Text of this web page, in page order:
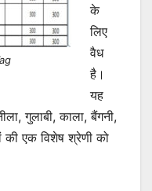
के
लिए
वैध
है।
यह
गुलाबी, काला, बैंगनी,
की एक विशेष श्रेणी को